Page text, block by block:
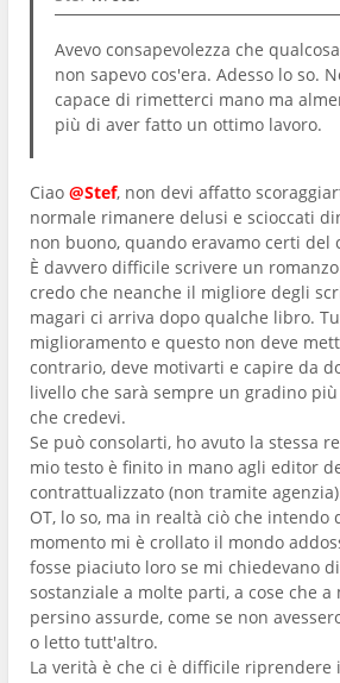
Avevo consapevolezza che
non sapevo cos'era. Adesso lo so.
capace di rimetterci mano ma
più di aver fatto un ottimo lavoro.
Ciao @Stef, non devi affatto
normale rimanere delusi e scioccati
non buono, quando eravamo certi del
È davvero difficile scrivere un
credo che neanche il migliore degli
magari ci arriva dopo qualche libro.
miglioramento e questo non deve
contrario, deve motivarti e capire da
livello che sarà sempre un gradino
che credevi.
Se può consolarti, ho avuto la stessa
mio testo è finito in mano agli editor
contrattualizzato (non tramite
OT, lo so, ma in realtà ciò che intendo
momento mi è crollato il mondo
fosse piaciuto loro se mi chiedevano
sostanziale a molte parti, a cose che a
persino assurde, come se non
o letto tutt'altro.
La verità è che ci è difficile riprendere